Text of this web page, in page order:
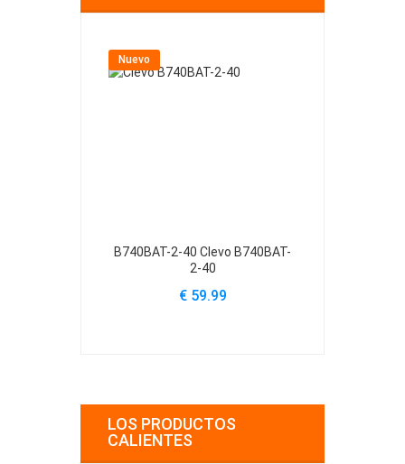
Nuevo
B740BAT-2-40 Clevo B740BAT-
2-40
€ 59.99
LOS PRODUCTOS
CALIENTES